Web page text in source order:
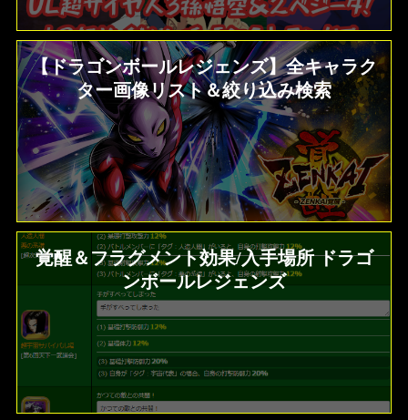
【ドラゴンボールレジェンズ】全キャラク
ター画像リスト＆絞り込み検索
覚醒＆フラグメント効果/入手場所 ドラゴ
ンボールレジェンズ